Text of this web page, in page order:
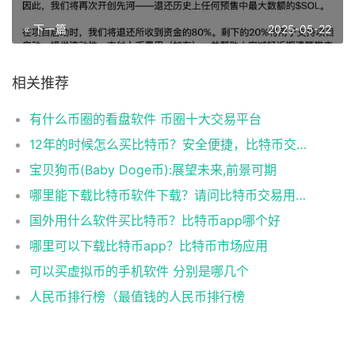
« 下一篇 2025-05-22
相关推荐
有什么币圈的看盘软件 币圈十大交易平台
12年的时候怎么买比特币？安全便捷，比特币交易首选
宝贝狗币(Baby Doge币):展望未来,前景可期
哪里能下载比特币软件下载？请问比特币交易用什么软件
国外用什么软件买比特币？比特币app哪个好
哪里可以下载比特币app？比特币市场应用
可以买虚拟币的手机软件 分别是哪几个
人民币排行榜（最值钱的人民币排行榜